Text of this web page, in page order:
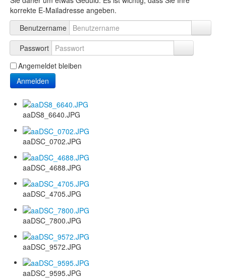
korrekte E-Mailadresse angeben.
Benutzername
Passwort
Angemeldet bleiben
Anmelden
aaDS8_6640.JPG
aaDSC_0702.JPG
aaDSC_4688.JPG
aaDSC_4705.JPG
aaDSC_7800.JPG
aaDSC_9572.JPG
aaDSC_9595.JPG